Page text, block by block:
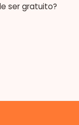
ser gratuito?